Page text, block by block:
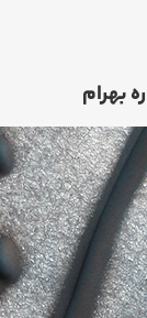
بهرام